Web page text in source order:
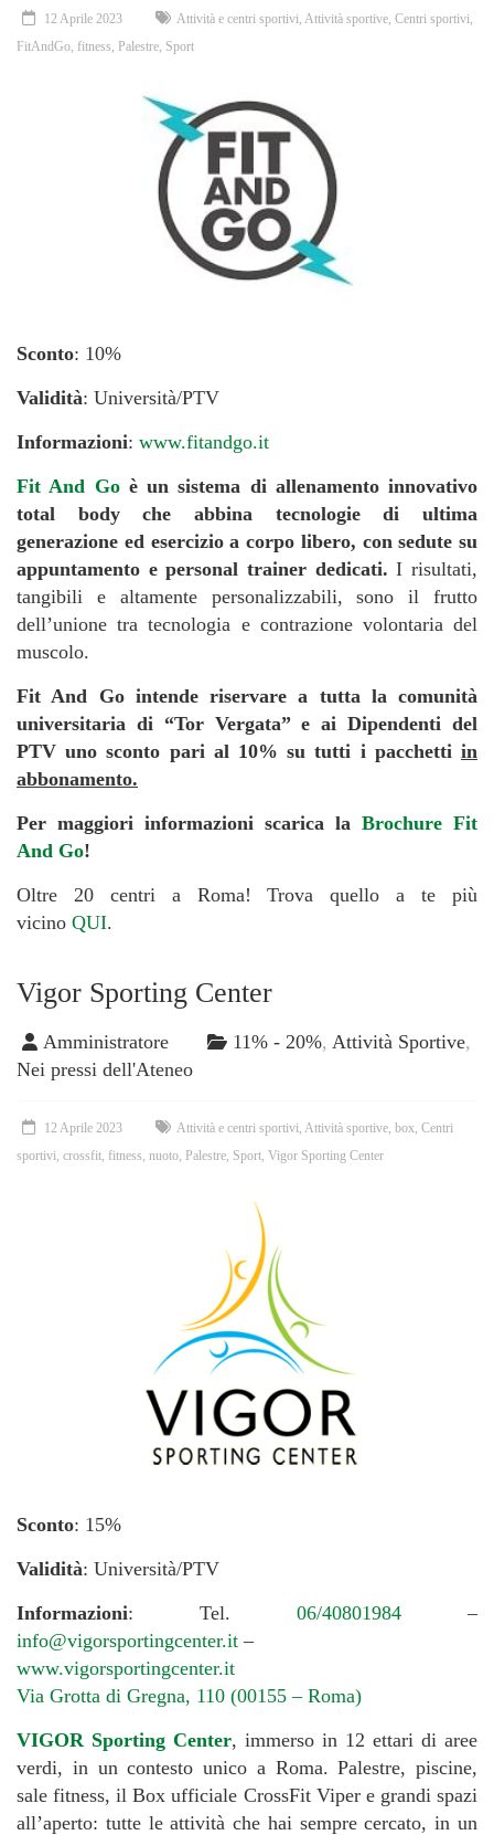
12 Aprile 2023 Attività e centri sportivi, Attività sportive, Centri sportivi,
FitAndGo, fitness, Palestre, Sport
Sconto: 10%
Validità: Università/PTV
Informazioni: www.fitandgo.it
Fit And Goè un sistema di allenamento innovativo
total body che abbina tecnologie di ultima
generazione ed esercizio a corpo libero, con sedute su
appuntamento e personal trainer dedicati. I risultati,
tangibili e altamente personalizzabili, sono il frutto
dell’unione tra tecnologia e contrazione volontaria del
muscolo.
Fit And Go intende riservare a tutta la comunità
universitaria di “Tor Vergata” e ai Dipendenti del
PTV uno sconto pari al 10% su tutti i pacchetti in
abbonamento.
Per maggiori informazioni scarica la Brochure Fit
And Go!
Oltre 20 centri a Roma! Trova quello a te più
vicino QUI.
Vigor Sporting Center
Amministratore 11% - 20%, Attività Sportive,
Nei pressi dell'Ateneo
12 Aprile 2023 Attività e centri sportivi, Attività sportive, box, Centri
sportivi, crossfit, fitness, nuoto, Palestre, Sport, Vigor Sporting Center
Sconto: 15%
Validità: Università/PTV
Informazioni: Tel. 06/40801984 –
info@vigorsportingcenter.it –
www.vigorsportingcenter.it
Via Grotta di Gregna, 110 (00155 – Roma)
VIGOR Sporting Center, immerso in 12 ettari di aree
verdi, in un contesto unico a Roma. Palestre, piscine,
sale fitness, il Box ufficiale CrossFit Viper e grandi spazi
all’aperto: tutte le attività che hai sempre cercato, in un